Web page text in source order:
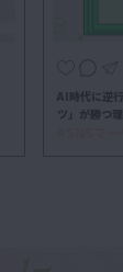
AI時代に逆
ツ」が勝つ